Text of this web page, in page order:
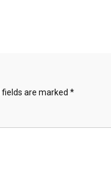
fields are marked *